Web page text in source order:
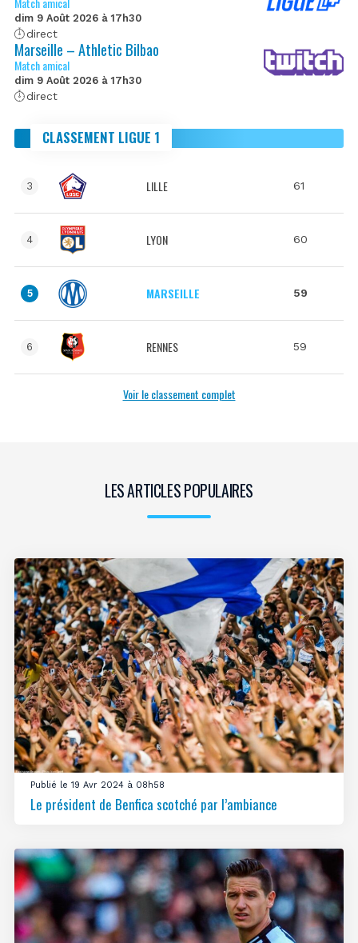
dim 9 Août 2026 à 17h30
direct
Marseille – Athletic Bilbao
Match amical
dim 9 Août 2026 à 17h30
direct
CLASSEMENT LIGUE 1
3 LILLE 61
4 LYON 60
5 MARSEILLE 59
6 RENNES 59
Voir le classement complet
LES ARTICLES POPULAIRES
Publié le 19 Avr 2024 à 08h58
Le président de Benfica scotché par l’ambiance